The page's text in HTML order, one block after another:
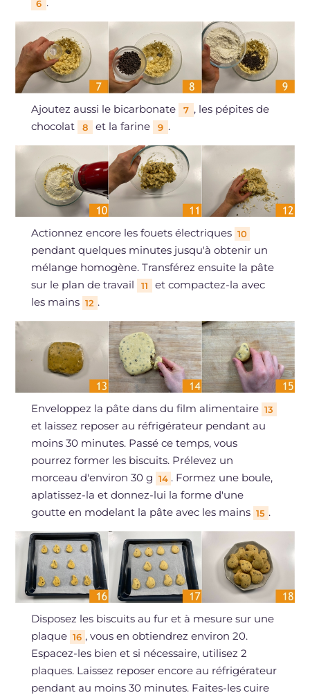
6 .
Ajoutez aussi le bicarbonate 7 , les pépites de
chocolat
8 et la farine 9 .
Actionnez encore les fouets électriques 10
pendant quelques minutes jusqu'à obtenir un
mélange homogène. Transférez ensuite la pâte
sur le plan de travail
11
et compactez-la avec
les mains 12 .
Enveloppez la pâte dans du film alimentaire 13
et laissez reposer au réfrigérateur pendant au
moins 30 minutes. Passé ce temps, vous
pourrez former les biscuits. Prélevez un
morceau d'environ 30 g 14 . Formez une boule,
aplatissez-la et donnez-lui la forme d'une
goutte en modelant la pâte avec les mains 15 .
Disposez les biscuits au fur et à mesure sur une
plaque 16 , vous en obtiendrez environ 20.
Espacez-les bien et si nécessaire, utilisez 2
plaques. Laissez reposer encore au réfrigérateur
pendant au moins 30 minutes. Faites-les cuire